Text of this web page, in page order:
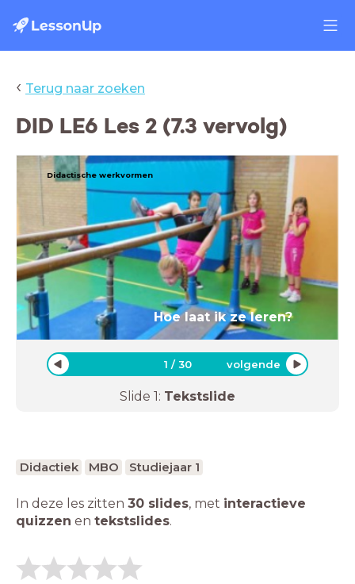
‹ Terug naar zoeken
DID LE6 Les 2 (7.3 vervolg)
Didactische werkvormen
Hoe laat ik ze leren?
1 /30 volgende
Slide 1: Tekstslide
Didactiek MBO Studiejaar 1
In deze les zitten 30 slides, met interactieve
quizzen en tekstslides.